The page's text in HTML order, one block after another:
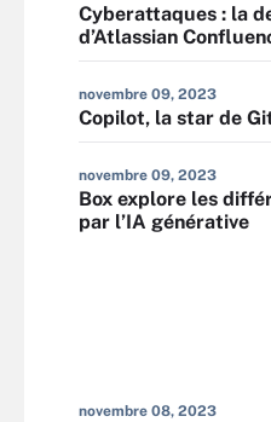
Cyberattaques : la
d’Atlassian
novembre 09, 2023
Copilot, la star de
novembre 09, 2023
Box explore les
par l’IA générative
novembre 08, 2023